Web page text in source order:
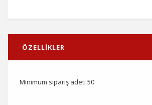
ÖZELLİKLER
Minimum sipariş adeti 50